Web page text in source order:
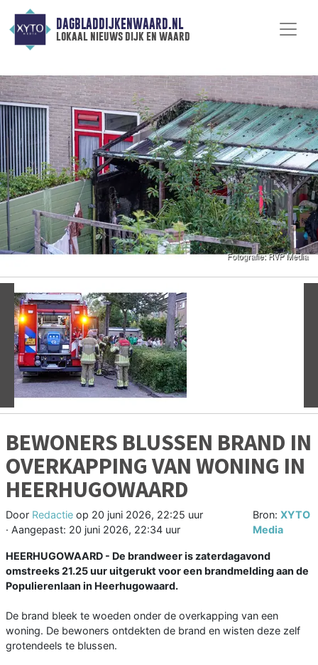
DAGBLADDIJKENWAARD.NL
lokaal nieuws dijk en waard
Vorige
BEWONERS BLUSSEN BRAND IN
OVERKAPPING VAN WONING IN
HEERHUGOWAARD
Door Redactie op 20 juni 2026, 22:25 uur
· Aangepast: 20 juni 2026, 22:34 uur
Bron:XYTO
Media
HEERHUGOWAARD - De brandweer is zaterdagavond
omstreeks 21.25 uur uitgerukt voor een brandmelding aan de
Populierenlaan in Heerhugowaard.
De brand bleek te woeden onder de overkapping van een
woning. De bewoners ontdekten de brand en wisten deze zelf
grotendeels te blussen.